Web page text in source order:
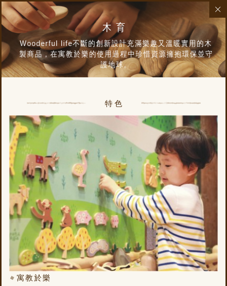
木育
Wooderful life不斷的創新設計充滿樂趣又溫暖實用的木
製商品，在寓教於樂的使用過程中珍惜資源擁抱環保並守
護地球。
特色
寓教於樂